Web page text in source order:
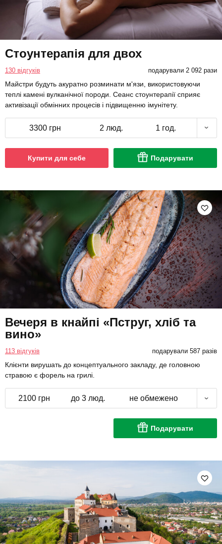
Стоунтерапія для двох
130 відгуків подарували 2 092 рази
Майстри будуть акуратно розминати м'язи, використовуючи
теплі камені вулканічної породи. Сеанс стоунтерапії сприяє
активізації обмінних процесів і підвищенню імунітету.
3300 грн 2 люд. 1 год.
Купити для себе Подарувати
Вечеря в кнайпі «Пструг, хліб та
вино»
113 відгуків подарували 587 разів
Клієнти вирушать до концептуального закладу, де головною
стравою є форель на грилі.
2100 грн до 3 люд. не обмежено
Подарувати